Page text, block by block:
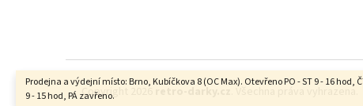
Prodejna a výdejní místo: Brno, Kubíčkova 8 (OC Max). Otevřeno PO - ST 9 - 16 hod,
9 - 15 hod, PÁ zavřeno.Copyright 2026